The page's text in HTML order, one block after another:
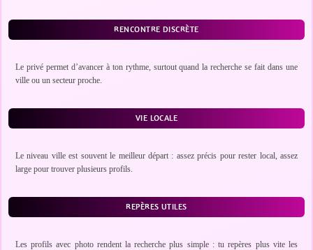
RENCONTRE DISCRÈTE
Le privé permet d’avancer à ton rythme, surtout quand la recherche se fait dans une
ville ou un secteur proche.
VIE LOCALE
Le niveau ville est souvent le meilleur départ : assez précis pour rester local, assez
large pour trouver plusieurs profils.
REPÈRES UTILES
Les profils avec photo rendent la recherche plus simple : tu repères plus vite les